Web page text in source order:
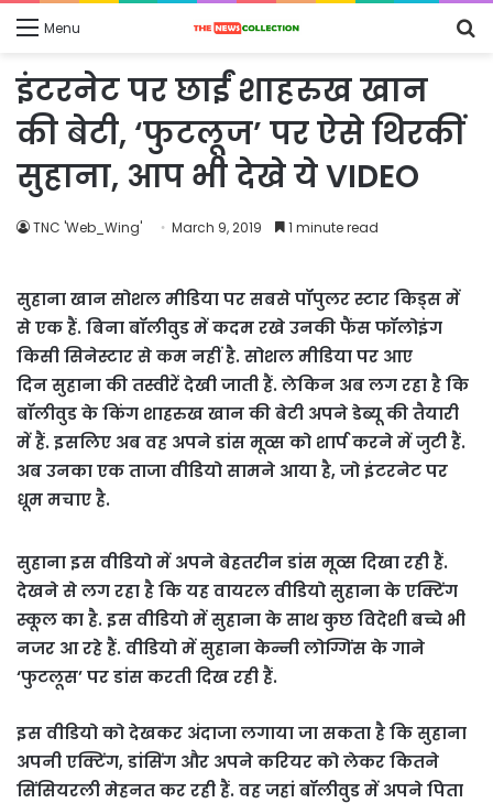
Menu
इंटरनेट पर छाईं शाहरुख खान
की बेटी, ‘फुटलूज’ पर ऐसे थिरकीं
सुहाना, आप भी देखे ये VIDEO
TNC 'Web_Wing' March 9, 2019 1 minute read
सुहाना खान सोशल मीडिया पर सबसे पॉपुलर स्टार किड्स में
से एक हैं. बिना बॉलीवुड में कदम रखे उनकी फैंस फॉलोइंग
किसी सिनेस्टार से कम नहीं है. सोशल मीडिया पर आए
दिन सुहाना की तस्वीरें देखी जाती हैं. लेकिन अब लग रहा है कि
बॉलीवुड के किंग शाहरुख खान की बेटी अपने डेब्यू की तैयारी
में हैं. इसलिए अब वह अपने डांस मूव्स को शार्प करने में जुटी हैं.
अब उनका एक ताजा वीडियो सामने आया है, जो इंटरनेट पर
धूम मचाए है.
सुहाना इस वीडियो में अपने बेहतरीन डांस मूव्स दिखा रही हैं.
देखने से लग रहा है कि यह वायरल वीडियो सुहाना के एक्टिंग
स्कूल का है. इस वीडियो में सुहाना के साथ कुछ विदेशी बच्चे भी
नजर आ रहे हैं. वीडियो में सुहाना केन्नी लोग्गिंस के गाने
‘फुटलूस’ पर डांस करती दिख रही हैं.
इस वीडियो को देखकर अंदाजा लगाया जा सकता है कि सुहाना
अपनी एक्टिंग, डांसिंग और अपने करियर को लेकर कितने
सिंसियरली मेहनत कर रही हैं. वह जहां बॉलीवुड में अपने पिता